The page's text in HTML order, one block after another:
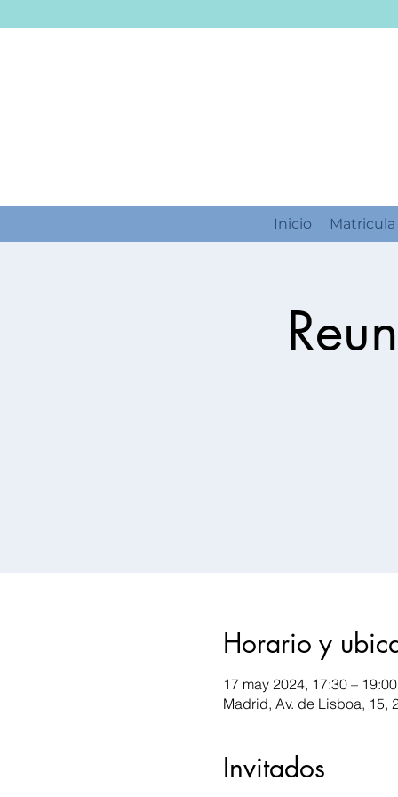
Inicio Matricula
Horario y
17 may 2024, 17:30 – 19:00
Madrid, Av. de Lisboa, 15,
Invitados